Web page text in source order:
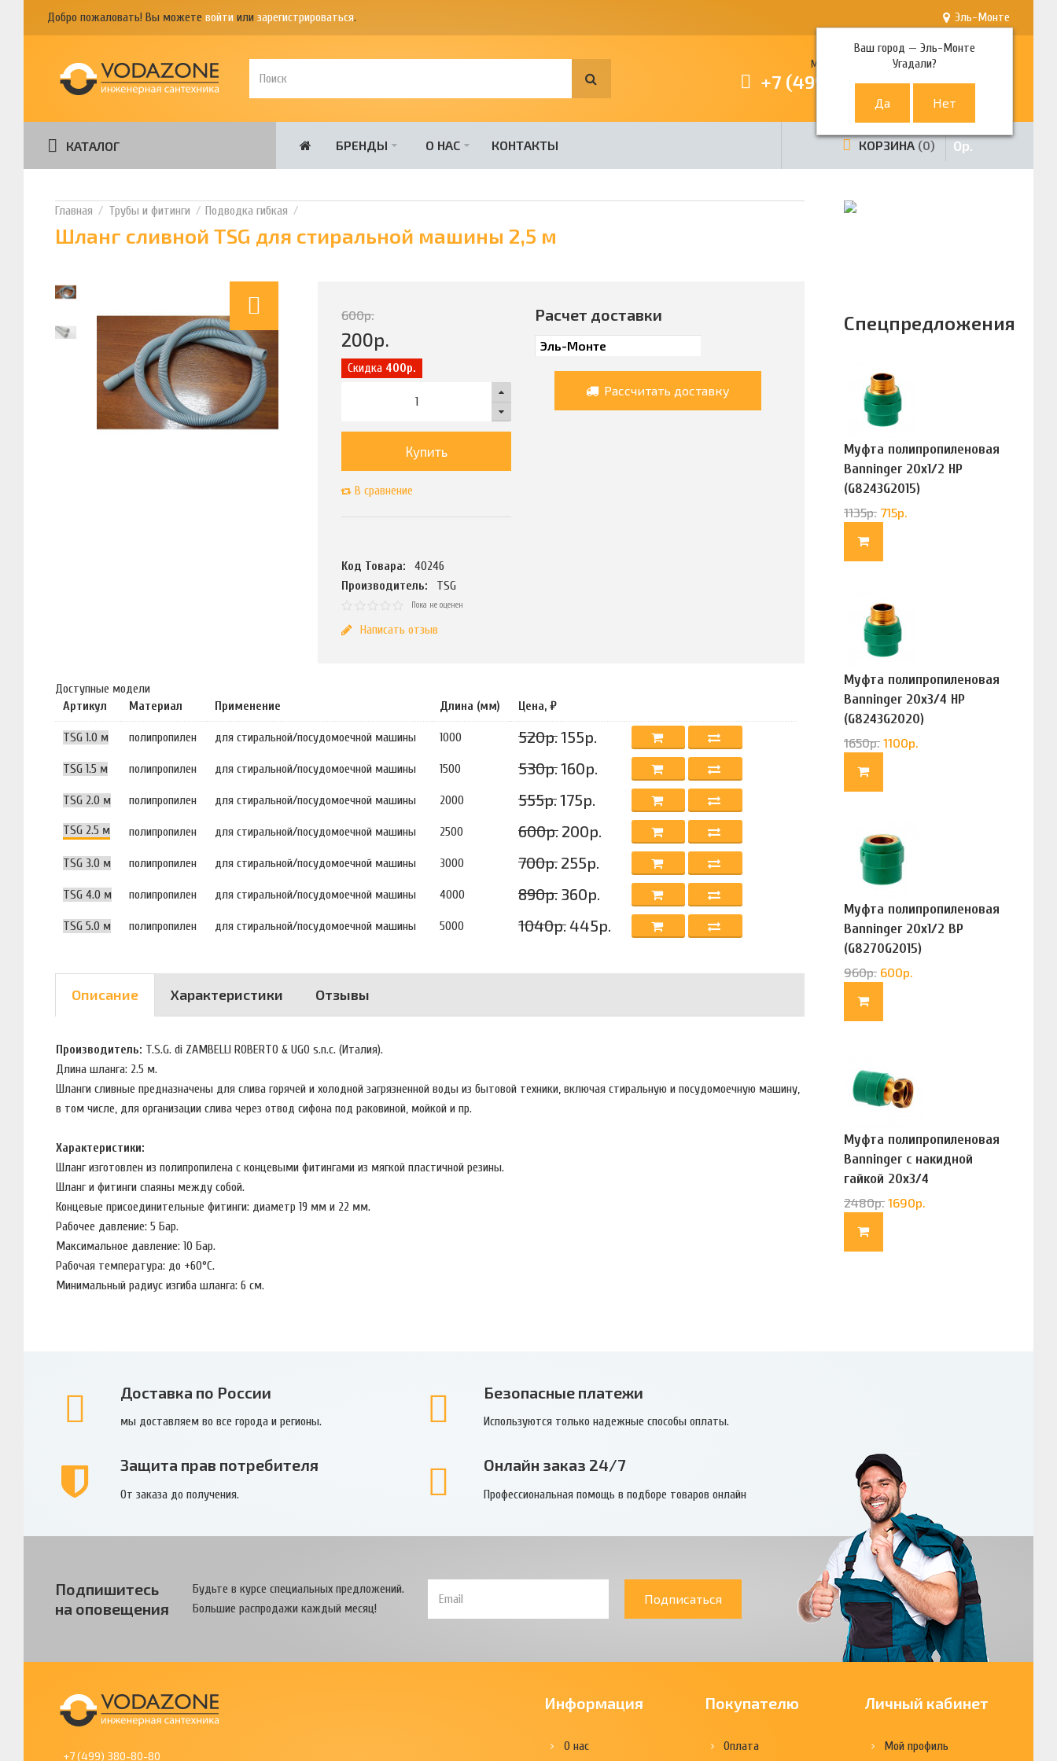
Добро пожаловать! Вы можете войти или зарегистрироваться. Эль-Монте
Ваш город —Эль-Монте
Угадали?
Многоканальный телефон
+7 (499) 380-80-80
КАТАЛОГ БРЕНДЫ О НАС КОНТАКТЫ КОРЗИНА 0 0р.
Трубы и фитинги Подводка гибкая
Шланг сливной TSG для стиральной машины 2,5 м
600р.
200р.
Скидка 400р.
Купить
В сравнение
Код Товара:
40246
Производитель:
TSG
Пока не оценен
Написать отзыв
Расчет доставки
Рассчитать доставку
Доступные модели
Артикул
Материал Применение Длина (мм) Цена, ₽
TSG 1.0 м полипропилен для стиральной/посудомоечной машины 1000 520р.155р.
TSG 1.5 м полипропилен для стиральной/посудомоечной машины 1500 530р.160р.
TSG 2.0 м полипропилен для стиральной/посудомоечной машины 2000 555р.175р.
TSG 2.5 м полипропилен для стиральной/посудомоечной машины 2500 600р. 200р.
TSG 3.0 м полипропилен для стиральной/посудомоечной машины 3000 700р. 255р.
TSG 4.0 м полипропилен для стиральной/посудомоечной машины 4000 890р. 360р.
TSG 5.0 м полипропилен для стиральной/посудомоечной машины 5000 1040р. 445р.
Описание Характеристики Отзывы
Производитель: T.S.G. di ZAMBELLI ROBERTO & UGO s.n.c. (Италия).
Длина шланга: 2.5 м.
Шланги сливные предназначены для слива горячей и холодной загрязненной воды из бытовой техники, включая стиральную и посудомоечную машину,
в том числе, для организации слива через отвод сифона под раковиной, мойкой и пр.
Характеристики:
Шланг изготовлен из полипропилена c концевыми фитингами из мягкой пластичной резины.
Шланг и фитинги спаяны между собой.
Концевые присоединительные фитинги: диаметр 19 мм и 22 мм.
Рабочее давление: 5 Бар.
Максимальное давление: 10 Бар.
Рабочая температура: до +60°C.
Минимальный радиус изгиба шланга: 6 см.
Спецпредложения
Муфта полипропиленовая
Banninger 20х1/2 НР
(G8243G2015)
1135р. 715р.
Муфта полипропиленовая
Banninger 20х3/4 НР
(G8243G2020)
1650р. 1100р.
Муфта полипропиленовая
Banninger 20х1/2 ВР
(G8270G2015)
960р. 600р.
Муфта полипропиленовая
Banninger с накидной
гайкой 20х3/4
(G83322020)
2480р. 1690р.
Доставка по России
мы доставляем во все города и регионы.
Безопасные платежи
Используются только надежные способы оплаты.
Защита прав потребителя
От заказа до получения.
Онлайн заказ 24/7
Профессиональная помощь в подборе товаров онлайн
Подпишитесь
на оповещения
Будьте в курсе специальных предложений.
Большие распродажи каждый месяц!
Подписаться
+7 (499) 380-80-80
Информация
О нас
Покупателю
Оплата
Личный кабинет
Мой профиль